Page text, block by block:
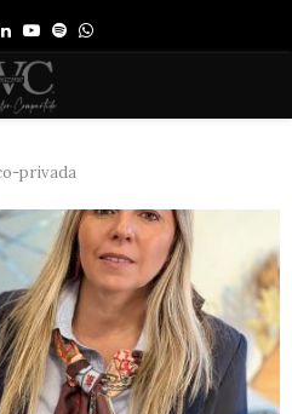
LinkedinYoutube
SpotifyWhatsapp
privada